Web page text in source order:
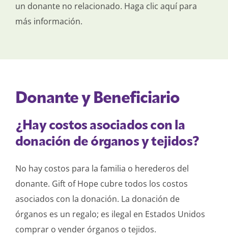
un donante no relacionado. Haga clic aquí para
más información.
Donante y Beneficiario
¿Hay costos asociados con la
donación de órganos y tejidos?
No hay costos para la familia o herederos del
donante. Gift of Hope cubre todos los costos
asociados con la donación. La donación de
órganos es un regalo; es ilegal en Estados Unidos
comprar o vender órganos o tejidos.